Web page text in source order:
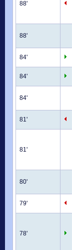
88'
88'
84'
84'
84'
81'
81'
80'
79'
78'